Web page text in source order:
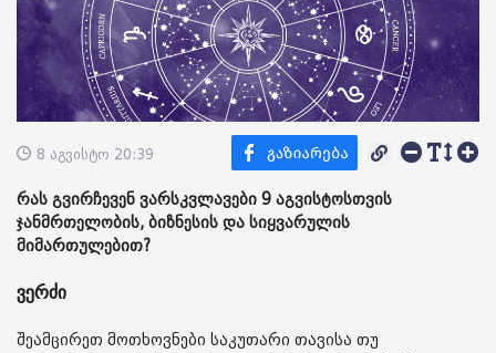
8 აგვისტო 20:39
რას გვირჩევენ ვარსკვლავები 9 აგვისტოსთვის
ჯანმრთელობის, ბიზნესის და სიყვარულის
მიმართულებით?
ვერძი
შეამცირეთ მოთხოვნები საკუთარი თავისა თუ